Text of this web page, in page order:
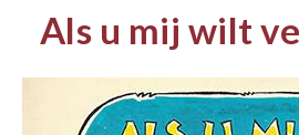
Als u mij wilt